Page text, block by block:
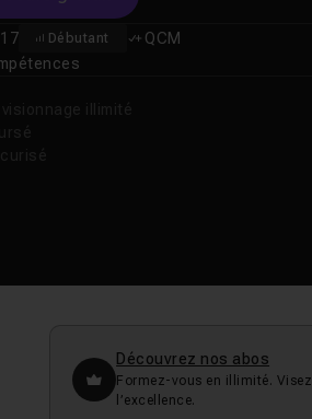
Débutant
QCM
Découvrez nos abos
Formez-vous en illimité. Visez
l’excellence.